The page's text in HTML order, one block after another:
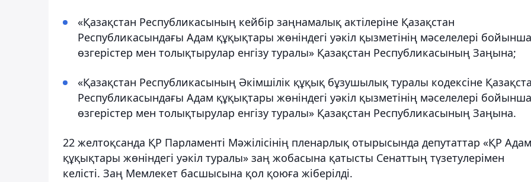
«Қазақстан Республикасының кейбір заңнамалық актілеріне Қазақстан
Республикасындағы Адам құқықтары жөніндегі уәкіл қызметінің мәселелері бойынша
өзгерістер мен толықтырулар енгізу туралы» Қазақстан Республикасының Заңына;
«Қазақстан Республикасының Әкімшілік құқық бұзушылық туралы кодексіне
Республикасындағы Адам құқықтары жөніндегі уәкіл қызметінің мәселелері бойынша
өзгерістер мен толықтырулар енгізу туралы» Қазақстан Республикасының Заңына.
22 желтоқсанда ҚР Парламенті Мәжілісінің пленарлық отырысында депутаттар «ҚР Адам
құқықтары жөніндегі уәкіл туралы» заң жобасына қатысты Сенаттың түзетулерімен
келісті. Заң Мемлекет басшысына қол қоюға жіберілді.